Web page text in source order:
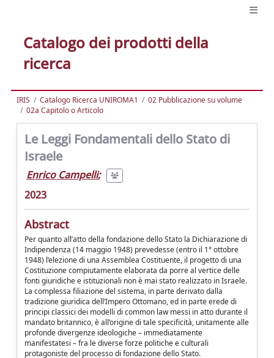
Catalogo dei prodotti della
ricerca
IRIS Catalogo Ricerca UNIROMA1
02 Pubblicazione su volume
02a Capitolo o Articolo
Le Leggi Fondamentali dello Stato di
Israele
Enrico Campelli;
2023
Abstract
Per quanto all’atto della fondazione dello Stato la Dichiarazione di
Indipendenza (14 maggio 1948) prevedesse (entro il 1° ottobre
1948) l’elezione di una Assemblea Costituente, il progetto di una
Costituzione compiutamente elaborata da porre al vertice delle
fonti giuridiche e istituzionali non è mai stato realizzato in Israele.
La complessa filiazione del sistema, in parte derivato dalla
tradizione giuridica dell’Impero Ottomano, ed in parte erede di
principi classici dei modelli di common law messi in atto durante il
mandato britannico, è all’origine di tale specificità, unitamente alle
profonde divergenze ideologiche – immediatamente
manifestatesi – fra le diverse forze politiche e culturali
protagoniste del processo di fondazione dello Stato.